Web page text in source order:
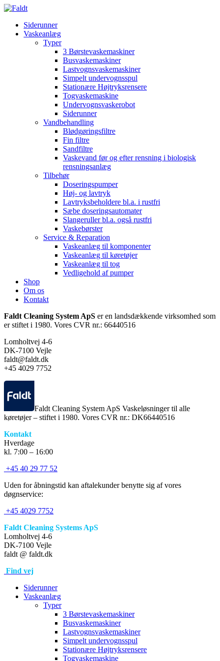
Siderunner
Vaskeanlæg
Typer
3 Børstevaskemaskiner
Busvaskemaskiner
Lastvognsvaskemaskiner
Simpelt undervognsspul
Stationære Højtryksrensere
Togvaskemaskine
Undervognsvaskerobot
Siderunner
Vandbehandling
Blødgøringsfiltre
Fin filtre
Sandfiltre
Vaskevand før og efter rensning i biologisk
rensningsanlæg
Tilbehør
Doseringspumper
Høj- og lavtryk
Lavtryksbeholdere bl.a. i rustfri
Sæbe doseringsautomater
Slangeruller bl.a. også rustfri
Vaskebørster
Service & Reparation
Vaskeanlæg til komponenter
Vaskeanlæg til køretøjer
Vaskeanlæg til tog
Vedligehold af pumper
Shop
Om os
Kontakt
Faldt Cleaning System ApS er en landsdækkende virksomhed som
er stiftet i 1980. Vores CVR nr.: 66440516
Lomholtvej 4-6
DK-7100 Vejle
faldt@faldt.dk
+45 4029 7752
Faldt Cleaning System ApS Vaskeløsninger til alle
køretøjer – stiftet i 1980. Vores CVR nr.: DK66440516
Kontakt
Hverdage
kl. 7:00 – 16:00
+45 40 29 77 52
Uden for åbningstid kan aftalekunder benytte sig af vores
døgnservice:
+45 4029 7752
Faldt Cleaning Systems ApS
Lomholtvej 4-6
DK-7100 Vejle
faldt @ faldt.dk
Find vej
Siderunner
Vaskeanlæg
Typer
3 Børstevaskemaskiner
Busvaskemaskiner
Lastvognsvaskemaskiner
Simpelt undervognsspul
Stationære Højtryksrensere
Togvaskemaskine